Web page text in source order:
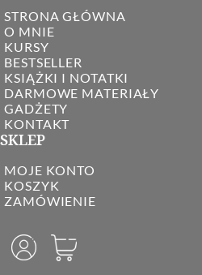
STRONA GŁÓWNA
O MNIE
KURSY
BESTSELLER
KSIĄŻKI I NOTATKI
DARMOWE MATERIAŁY
GADŻETY
KONTAKT
SKLEP
MOJE KONTO
KOSZYK
ZAMÓWIENIE